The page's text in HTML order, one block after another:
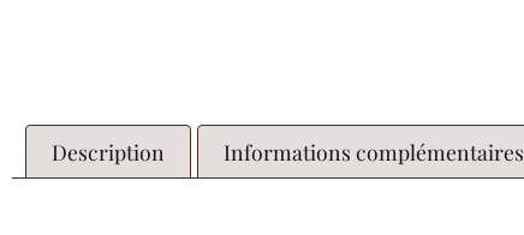
Description Informations complémentaires